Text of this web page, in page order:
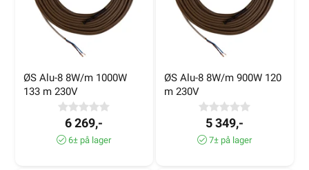
ØS Alu-8 8W/m 1000W
133 m 230V
6 269,-
6± på lager
ØS Alu-8 8W/m 900W 120
m 230V
5 349,-
7± på lager